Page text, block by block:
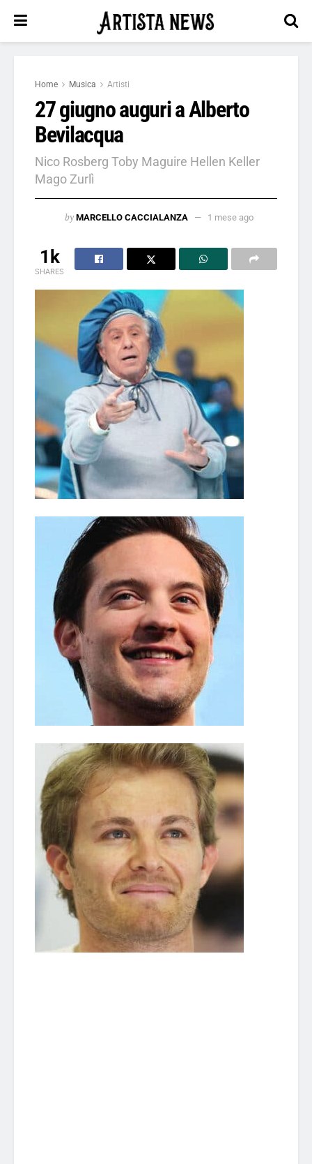
Home Musica Artisti
27 giugno auguri a Alberto
Bevilacqua
Nico Rosberg Toby Maguire Hellen Keller
Mago Zurlì
by MARCELLO CACCIALANZA 1 mese ago
1k
SHARES